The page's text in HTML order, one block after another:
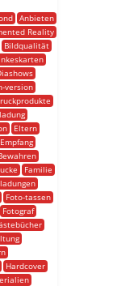
Anbieten
Reality
Bildqualität
version
Eltern
Empfang
Familie
Foto-tassen
Fotograf
Hardcover